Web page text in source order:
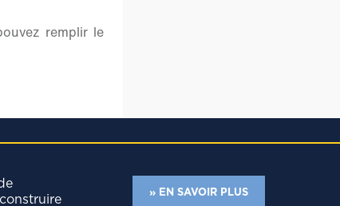
remplir le
» EN SAVOIR PLUS